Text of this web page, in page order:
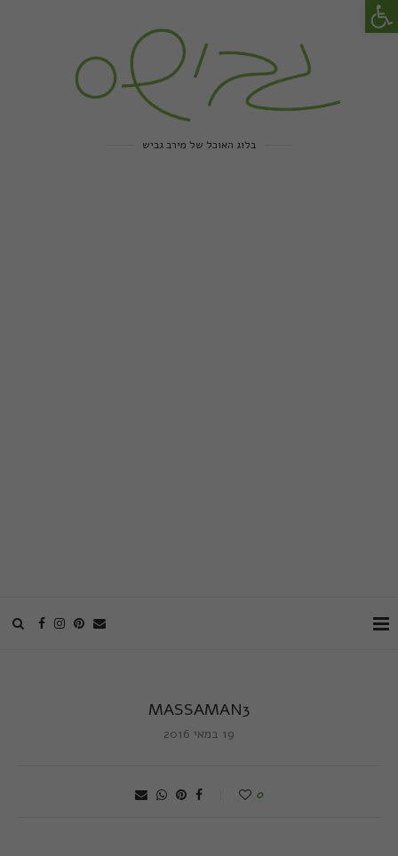
בלוג האוכל של מירב גביש
MASSAMAN3
19 במאי 2016
0